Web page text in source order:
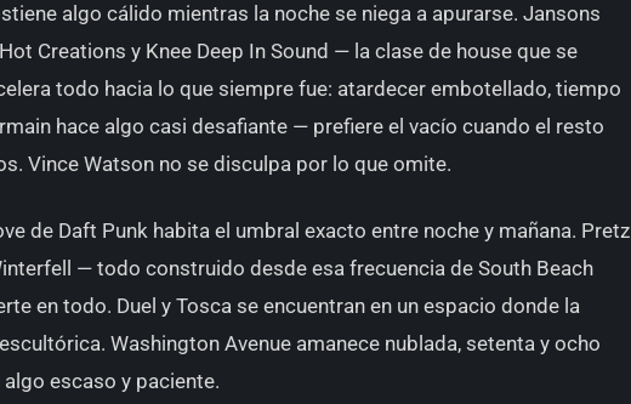
algo cálido mientras la noche se niega a apurarse. Jansons
Creations y Knee Deep In Sound — la clase de house que se
todo hacia lo que siempre fue: atardecer embotellado, tiempo
hace algo casi desafiante — prefiere el vacío cuando el resto
Vince Watson no se disculpa por lo que omite.
de Daft Punk habita el umbral exacto entre noche y mañana. Pretz
— todo construido desde esa frecuencia de South Beach
en todo. Duel y Tosca se encuentran en un espacio donde la
Washington Avenue amanece nublada, setenta y ocho
escaso y paciente.